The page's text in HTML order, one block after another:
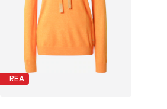
REA